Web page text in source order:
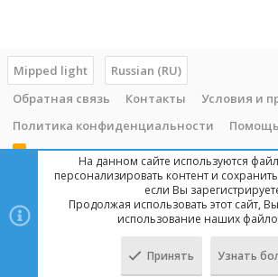
Mipped light
Russian (RU)
Обратная связь
Контакты
Условия и
Политика конфиденциальности
Помощь
R
Copyright © 2014 - 2025, mipped.com. Все права
копировании материала с сайта, обратная
На данном сайте используются
персонализировать контент и
если Вы
Продолжая использовать этот сайт,
использование наших
Принять Узнать